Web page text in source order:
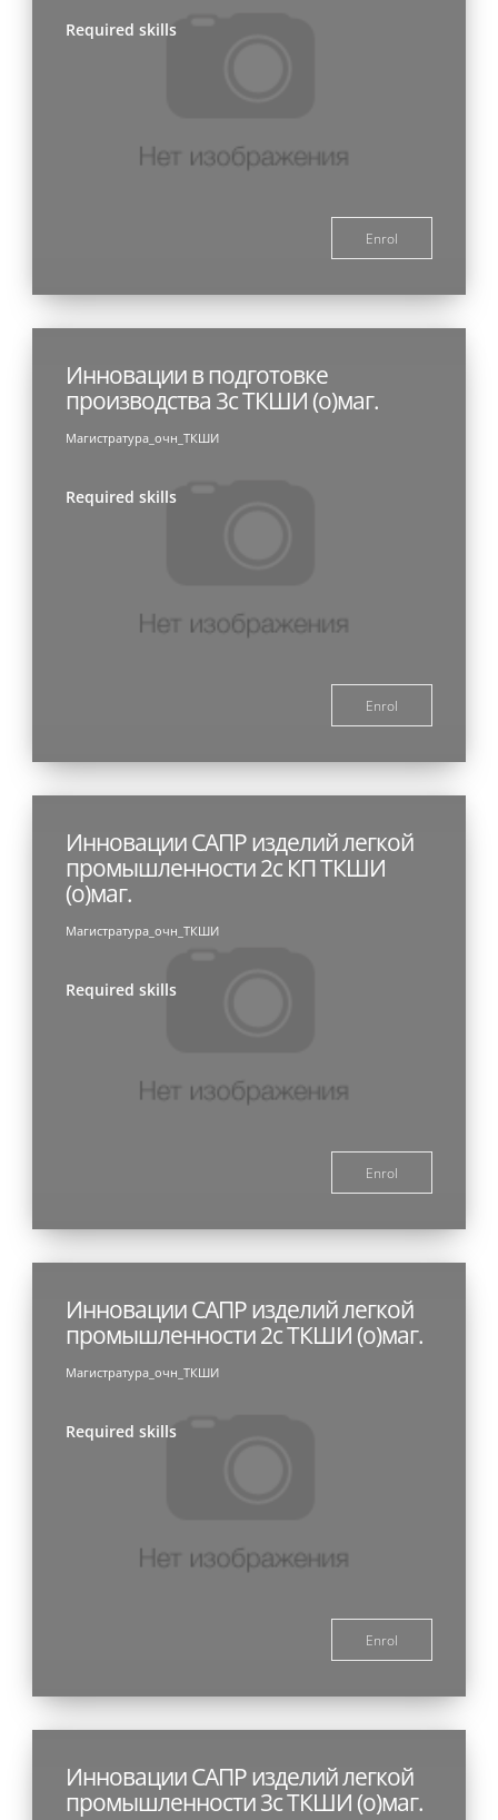
Required skills
Enrol
Инновации в подготовке
производства 3с ТКШИ (о)маг.
Магистратура_очн_ТКШИ
Required skills
Enrol
Инновации САПР изделий легкой
промышленности 2с КП ТКШИ
(о)маг.
Магистратура_очн_ТКШИ
Required skills
Enrol
Инновации САПР изделий легкой
промышленности 2с ТКШИ (о)маг.
Магистратура_очн_ТКШИ
Required skills
Enrol
Инновации САПР изделий легкой
промышленности 3с ТКШИ (о)маг.